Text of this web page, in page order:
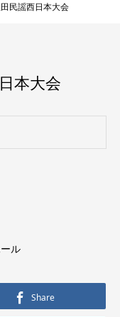
民謡西日本大会
本大会
ル
Share